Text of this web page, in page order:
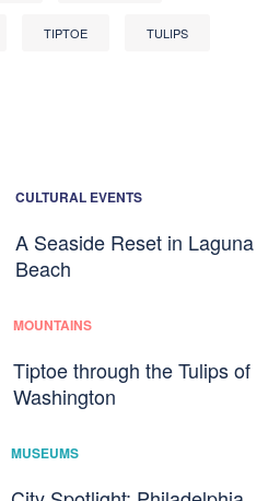
TIPTOE TULIPS
CULTURAL EVENTS
A Seaside Reset in Laguna
Beach
MOUNTAINS
Tiptoe through the Tulips of
Washington
MUSEUMS